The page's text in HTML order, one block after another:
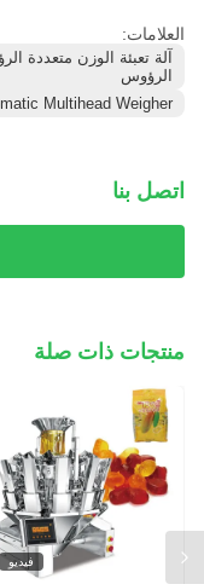
العلامات:
آلة تعبئة الوزن متعددة
الرؤوس
Multihead Weigher
اتصل بنا
منتجات ذات صلة
فيديو